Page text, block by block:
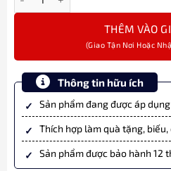
THÊM VÀO
Thông tin hữu ích
Sản phẩm đang được áp
Thích hợp làm quà tặng, biếu,
Sản phẩm được bảo hành 12